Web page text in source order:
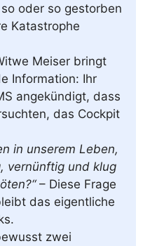
oder so gestorben
Katastrophe
Meiser bringt
Information: Ihr
angekündigt, dass
das Cockpit
in unserem Leben,
vernünftig und klug
– Diese Frage
das eigentliche
zwei